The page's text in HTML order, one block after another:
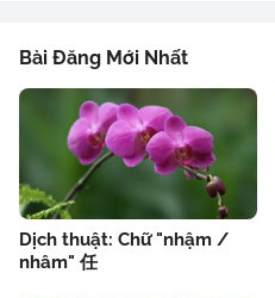
Bài Đăng Mới Nhất
Dịch thuật: Chữ "nhậm /
nhâm" 任